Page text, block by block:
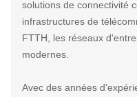
solutions de connectivité
infrastructures de
FTTH, les réseaux
modernes.
Avec des années